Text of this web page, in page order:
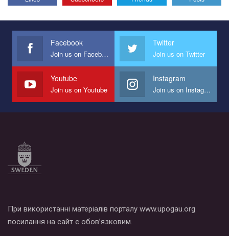
Facebook
Join us on Facebook
Twitter
Join us on Twitter
Youtube
Join us on Youtube
Instagram
Join us on Instagram
При використанні матеріалів порталу www.upogau.org
посилання на сайт є обов’язковим.